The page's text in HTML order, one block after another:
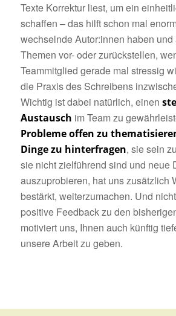
Texte Korrektur liest, um ein
schaffen – das hilft schon mal
wechselnde Autor:innen haben
Themen vor- oder zurückstellen,
Teammitglied gerade mal stressig
die Praxis des Schreibens
Wichtig ist dabei natürlich, einen
Austausch im Team zu
Probleme offen zu
Dinge zu hinterfragen, sie sein
sie nicht zielführend sind und neue
auszuprobieren, hat uns zusätzlich
bestärkt, weiterzumachen. Und
positive Feedback zu den
motiviert uns, Ihnen auch künftig
unsere Arbeit zu geben.